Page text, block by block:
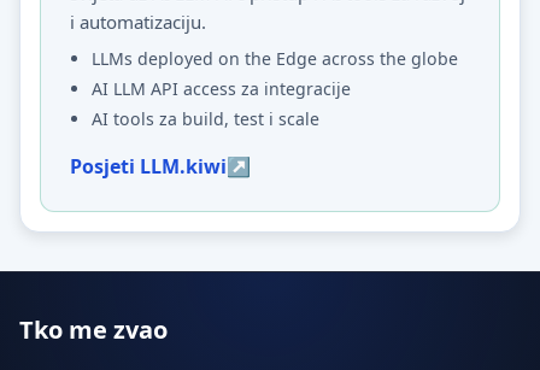
i automatizaciju.
LLMs deployed on the Edge across the globe
AI LLM API access za integracije
AI tools za build, test i scale
Posjeti LLM.kiwi
Tko me zvao